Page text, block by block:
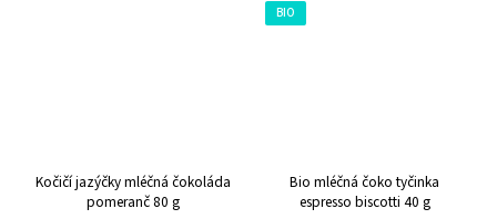
Kočičí jazýčky mléčná čokoláda
pomeranč 80 g
BIO
Bio mléčná čoko tyčinka
espresso biscotti 40 g